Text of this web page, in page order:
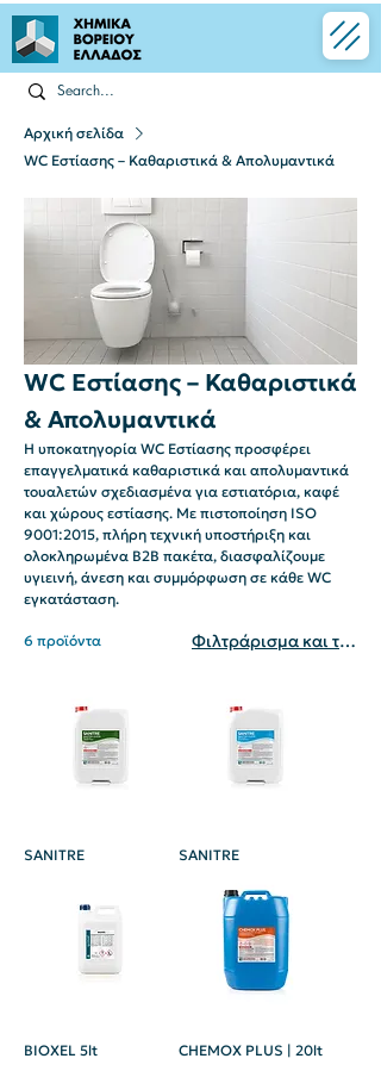
Αρχική σελίδα
WC Εστίασης – Καθαριστικά & Απολυμαντικά
WC Εστίασης – Καθαριστικά
& Απολυμαντικά
Η υποκατηγορία WC Εστίασης προσφέρει
επαγγελματικά καθαριστικά και απολυμαντικά
τουαλετών σχεδιασμένα για εστιατόρια, καφέ
και χώρους εστίασης. Με πιστοποίηση ISO
9001:2015, πλήρη τεχνική υποστήριξη και
ολοκληρωμένα B2B πακέτα, διασφαλίζουμε
υγιεινή, άνεση και συμμόρφωση σε κάθε WC
εγκατάσταση.
6 προϊόντα Φιλτράρισμα και
SANITRE SANITRE
BIOXEL 5lt CHEMOX PLUS | 20lt